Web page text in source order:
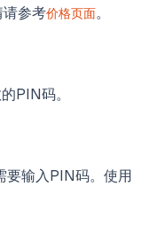
参考价格页面。
PIN码。
要输入PIN码。使用